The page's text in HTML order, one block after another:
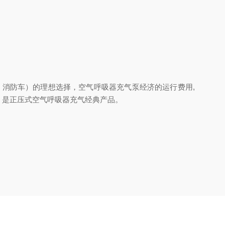
防车）的理想选择，空气呼吸器充气泵经济的运行费用,
正压式空气呼吸器充气经典产品。